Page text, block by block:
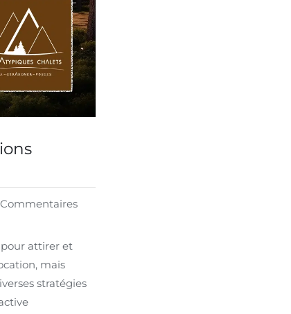
pour attirer et
mais
stratégies